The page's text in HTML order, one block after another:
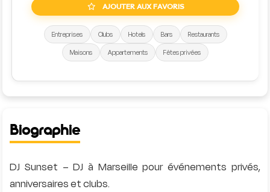
AJOUTER AUX FAVORIS
Entreprises Clubs Hotels Bars
Restaurants
Maisons
Appartements Fêtes privées
Biographie
DJ Sunset – DJ à Marseille pour événements privés,
anniversaires et clubs.